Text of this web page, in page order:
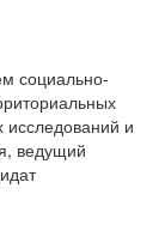
социально-
и
ведущий